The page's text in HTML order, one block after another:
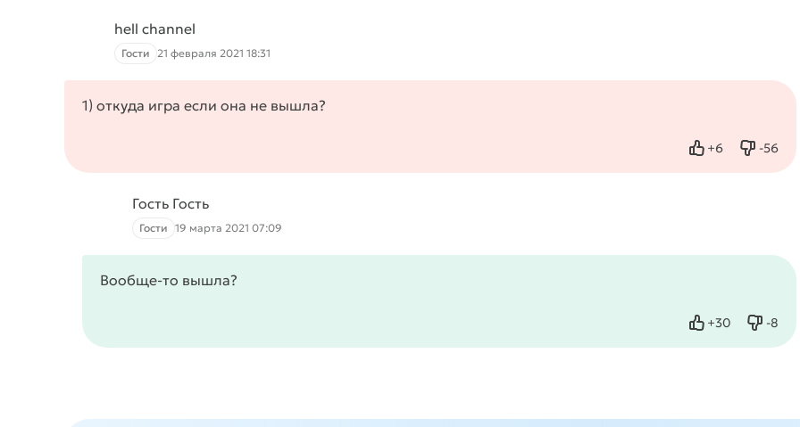
hell channel
Гости 21 февраля 2021 18:31
1) откуда игра если она не вышла?
+6
Нравится -56
Не
Гость Гость
Гости 19 марта 2021 07:09
Вообще-то вышла?
+30
Нравится -8
Не